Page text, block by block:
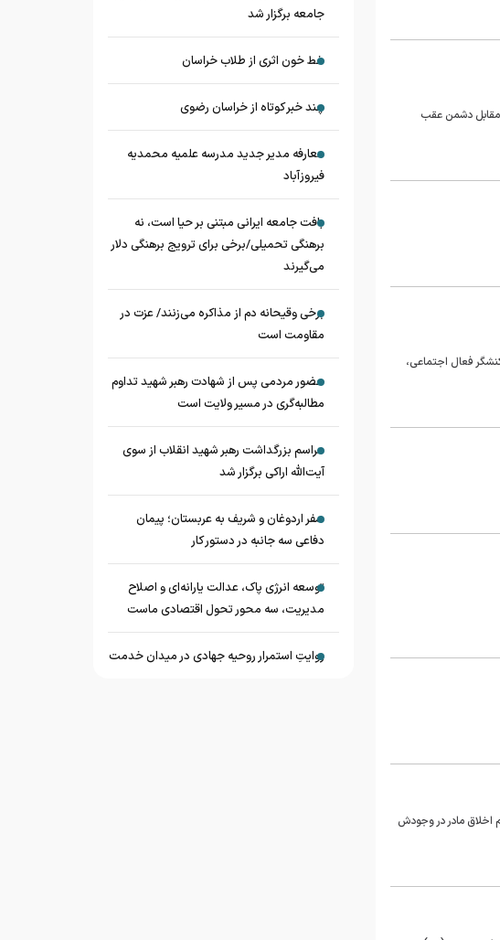
مقابل دشمن عقب
فعال اجتماعی،
اخلاق مادر در وجودش
جامعه برگزار شد
خط خون اثری از طلاب خراسان
چند خبر کوتاه از خراسان رضوی
معارفه مدیر جدید مدرسه علمیه محمدیه
فیروزآباد
بافت جامعه ایرانی مبتنی بر حیا است، نه
برهنگی تحمیلی/برخی برای ترویج برهنگی دلار
می‌گیرند
برخی وقیحانه دم از مذاکره می‌زنند/ عزت در
مقاومت است
حضور مردمی پس از شهادت رهبر شهید تداوم
مطالبه‌گری در مسیر ولایت است
مراسم بزرگداشت رهبر شهید انقلاب از سوی
آیت‌الله اراکی برگزار شد
سفر اردوغان و شریف به عربستان؛ پیمان
دفاعی سه جانبه در دستور کار
توسعه انرژی پاک، عدالت یارانه‌ای و اصلاح
مدیریت، سه محور تحول اقتصادی ماست
روایتِ استمرار روحیه جهادی در میدان خدمت